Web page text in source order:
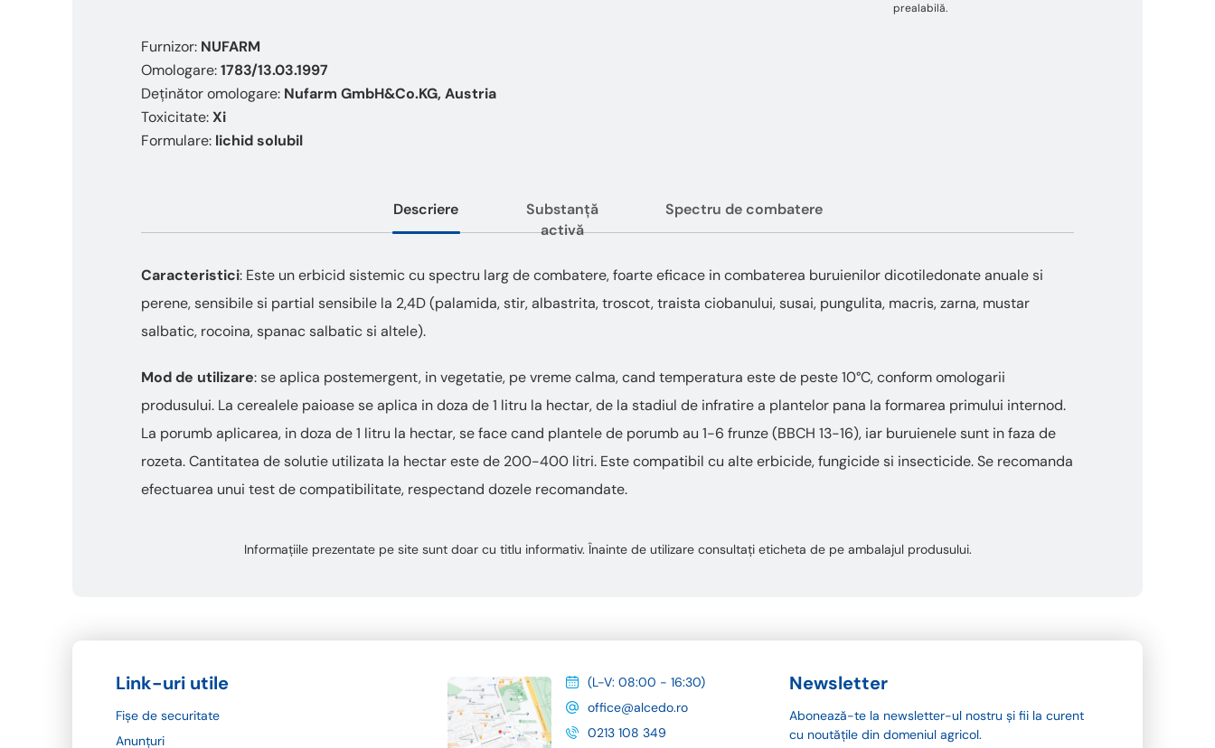
prealabilă.
Furnizor: NUFARM
Omologare:1783/13.03.1997
Deținător omologare: Nufarm GmbH&Co.KG, Austria
Toxicitate:Xi
Formulare: lichid solubil
Descriere
Caracteristici: Este un erbicid sistemic cu spectru larg de combatere, foarte eficace in combaterea buruienilor dicotiledonate anuale si
perene, sensibile si partial sensibile la 2,4D (palamida, stir, albastrita, troscot, traista ciobanului, susai, pungulita, macris, zarna, mustar
salbatic, rocoina, spanac salbatic si altele).
Mod de utilizare: se aplica postemergent, in vegetatie, pe vreme calma, cand temperatura este de peste 10°C, conform omologarii
produsului. La cerealele paioase se aplica in doza de 1 litru la hectar, de la stadiul de infratire a plantelor pana la formarea primului internod.
La porumb aplicarea, in doza de 1 litru la hectar, se face cand plantele de porumb au 1-6 frunze (BBCH 13-16), iar buruienele sunt in faza de
rozeta. Cantitatea de solutie utilizata la hectar este de 200-400 litri. Este compatibil cu alte erbicide, fungicide si insecticide. Se recomanda
efectuarea unui test de compatibilitate, respectand dozele recomandate.
Substanță
activă
Spectru de combatere
Informațiile prezentate pe site sunt doar cu titlu informativ. Înainte de utilizare consultați eticheta de pe ambalajul produsului.
Link-uri utile
Fișe de securitate
Anunțuri
(L-V: 08:00 - 16:30)
office@alcedo.ro
0213 108 349
Newsletter
Abonează-te la newsletter-ul nostru și fii la curent
cu noutățile din domeniul agricol.